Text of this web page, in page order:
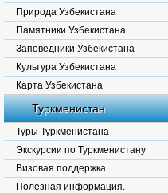
Природа Узбекистана
Памятники Узбекистана
Заповедники Узбекистана
Культура Узбекистана
Карта Узбекистана
Туркменистан
Туры Туркменистана
Экскурсии по Туркменистану
Визовая поддержка
Полезная информация.